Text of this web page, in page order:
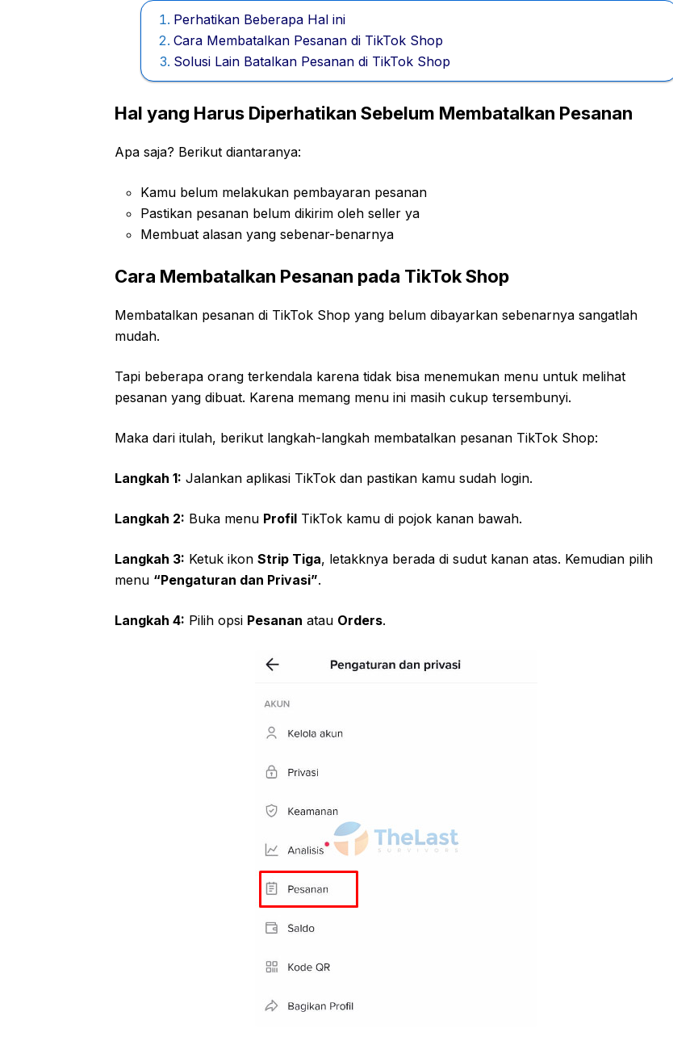
Perhatikan Beberapa Hal ini
Cara Membatalkan Pesanan di TikTok Shop
Solusi Lain Batalkan Pesanan di TikTok Shop
Hal yang Harus Diperhatikan Sebelum Membatalkan Pesanan
Apa saja? Berikut diantaranya:
Kamu belum melakukan pembayaran pesanan
Pastikan pesanan belum dikirim oleh seller ya
Membuat alasan yang sebenar-benarnya
Cara Membatalkan Pesanan pada TikTok Shop
Membatalkan pesanan di TikTok Shop yang belum dibayarkan sebenarnya sangatlah
mudah.
Tapi beberapa orang terkendala karena tidak bisa menemukan menu untuk melihat
pesanan yang dibuat. Karena memang menu ini masih cukup tersembunyi.
Maka dari itulah, berikut langkah-langkah membatalkan pesanan TikTok Shop:
Langkah 1: Jalankan aplikasi TikTok dan pastikan kamu sudah login.
Langkah 2: Buka menu Profil TikTok kamu di pojok kanan bawah.
Langkah 3: Ketuk ikon Strip Tiga, letakknya berada di sudut kanan atas. Kemudian pilih
menu “Pengaturan dan Privasi”.
Langkah 4: Pilih opsi Pesanan atau Orders.